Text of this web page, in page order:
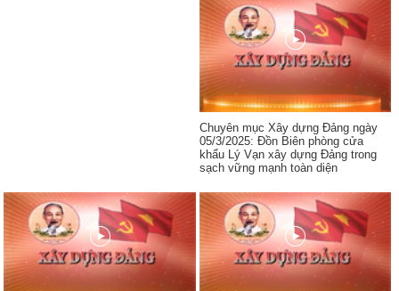
Chuyên mục Xây dựng Đảng ngày
05/3/2025: Đồn Biên phòng cửa
khẩu Lý Vạn xây dựng Đảng trong
sạch vững mạnh toàn diện